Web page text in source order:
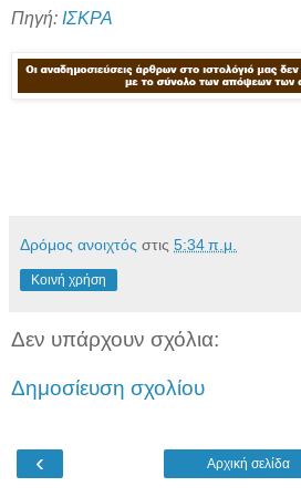
Πηγή: ΙΣΚΡΑ
Δρόμος ανοιχτός στις 5:34 π.μ.
Κοινή χρήση
Δεν υπάρχουν σχόλια:
Δημοσίευση σχολίου
‹ Αρχική σελίδα